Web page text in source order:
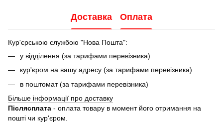
Доставка Оплата
Кур'єрською службою "Нова Пошта":
у відділення (за тарифами перевізника)
кур'єром на вашу адресу (за тарифами перевізника)
в поштомат (за тарифами перевізника)
Більше інформації про доставку
Післясплата - оплата товару в момент його отримання на
пошті чи кур'єром.